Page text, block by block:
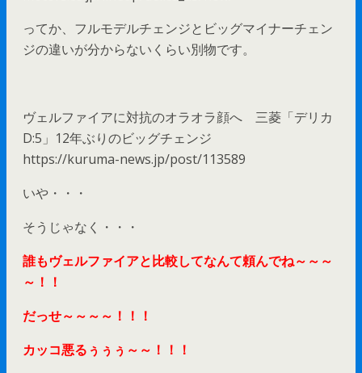
ってか、フルモデルチェンジとビッグマイナーチェン
ジの違いが分からないくらい別物です。
ヴェルファイアに対抗のオラオラ顔へ 三菱「デリカ
D:5」12年ぶりのビッグチェンジ
https://kuruma-news.jp/post/113589
いや・・・
そうじゃなく・・・
誰もヴェルファイアと比較してなんて頼んでね～～～
～！！
だっせ～～～～！！！
カッコ悪るぅぅぅ～～！！！